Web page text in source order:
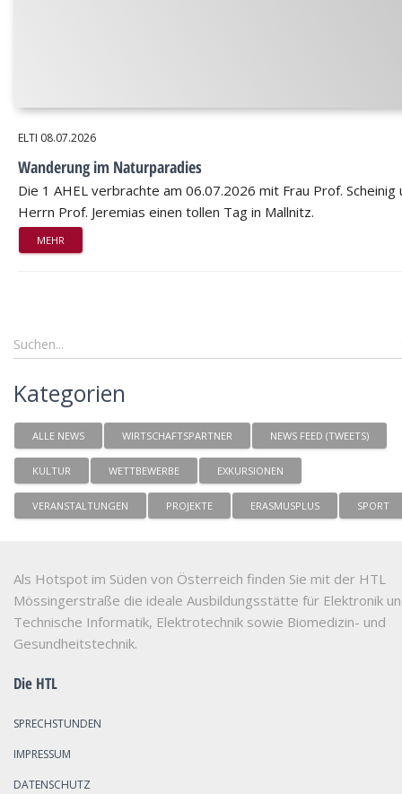
ELTI 08.07.2026
Wanderung im Naturparadies
Die 1 AHEL verbrachte am 06.07.2026 mit Frau Prof. Scheinig
Herrn Prof. Jeremias einen tollen Tag in Mallnitz.
MEHR
Kategorien
ALLE NEWS WIRTSCHAFTSPARTNER NEWS FEED (TWEETS)
KULTUR WETTBEWERBE EXKURSIONEN
VERANSTALTUNGEN PROJEKTE ERASMUSPLUS SPORT
Als Hotspot im Süden von Österreich finden Sie mit der HTL
Mössingerstraße die ideale Ausbildungsstätte für Elektronik
Technische Informatik, Elektrotechnik sowie Biomedizin- und
Gesundheitstechnik.
Die HTL
SPRECHSTUNDEN
IMPRESSUM
DATENSCHUTZ